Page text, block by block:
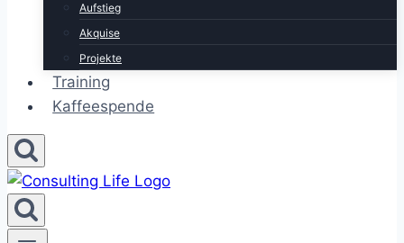
Aufstieg
Akquise
Projekte
Training
Kaffeespende